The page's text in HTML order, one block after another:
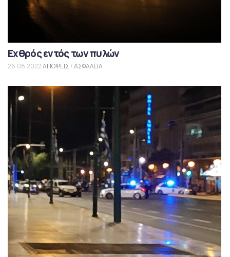
Εχθρός εντός των πυλών
26.08.2022ΑΠΟΨΕΙΣ /ΑΣΦΑΛΕΙΑ